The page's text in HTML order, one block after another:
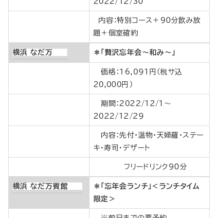
内容：特別コース＋90分飲み放
題＋個室確約
横浜 なだ万 ＊「贅沢忘年会～和み～」
価格：16,091円（税サ込
20,000円）
期間：2022/12/1～
2022/12/29
内容：先付・温物・天婦羅・ステー
キ・寿司・デザート
フリードリンク90分
横浜 なだ万賓館
＊「忘年会ランチ」＜ランチタイム
限定＞